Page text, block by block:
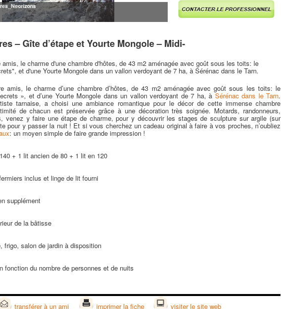
– Gîte d’étape et Yourte Mongole – Midi-
amis, le charme d'une chambre d'hôtes, de 43 m2 aménagée avec goût sous les toits: le
et d'une Yourte Mongole dans un vallon verdoyant de 7 ha, à Sérénac dans le Tarn.
amis, le charme d’une chambre d’hôtes, de 43 m2 aménagée avec goût sous les toits: le
», et d’une Yourte Mongole dans un vallon verdoyant de 7 ha, àSérénac dans le Tarn.
tarnaise, a choisi une ambiance romantique pour le décor de cette immense chambre
de chacun est préservée grâce à une décoration très soignée. Motards, randonneurs,
venez y faire une étape de charme, pour y découvrir les stages de sculpture sur argile (sur
pour y passer la nuit ! Et si vous cherchez un cadeau original à faire à vos proches, n’oubliez
: un moyen simple de faire grande impression !
+ 1 lit ancien de 80 + 1 lit en 120
inclus et linge de lit fourni
supplément
de la bâtisse
frigo, salon de jardin à disposition
fonction du nombre de personnes et de nuits
transférer à un ami imprimer la fiche visiter le site web